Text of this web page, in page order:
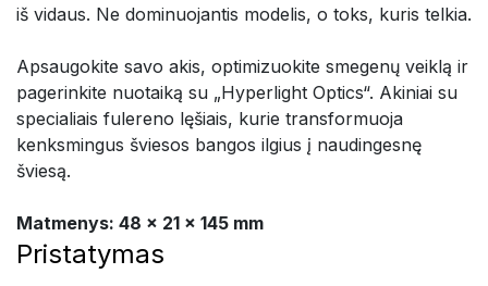
iš vidaus. Ne dominuojantis modelis, o toks, kuris telkia.
Apsaugokite savo akis, optimizuokite smegenų veiklą ir
pagerinkite nuotaiką su „Hyperlight Optics“. Akiniai su
specialiais fulereno lęšiais, kurie transformuoja
kenksmingus šviesos bangos ilgius į naudingesnę
šviesą.
Matmenys: 48 x 21 x 145 mm
Pristatymas